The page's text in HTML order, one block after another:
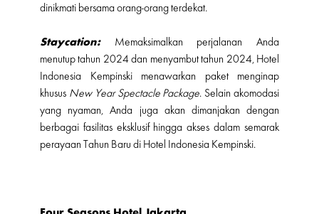
dinikmati bersama orang-orang terdekat.
Staycation:Memaksimalkan perjalanan Anda
menutup tahun 2024 dan menyambut tahun 2024, Hotel
Indonesia Kempinski menawarkan paket menginap
khusus New Year Spectacle Package. Selain akomodasi
yang nyaman, Anda juga akan dimanjakan dengan
berbagai fasilitas eksklusif hingga akses dalam semarak
perayaan Tahun Baru di Hotel Indonesia Kempinski.